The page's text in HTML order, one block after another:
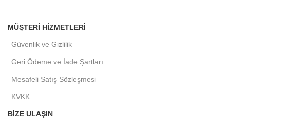
MÜŞTERI HIZMETLERI
Güvenlik ve Gizlilik
Geri Ödeme ve İade Şartları
Mesafeli Satış Sözleşmesi
KVKK
BIZE ULAŞIN